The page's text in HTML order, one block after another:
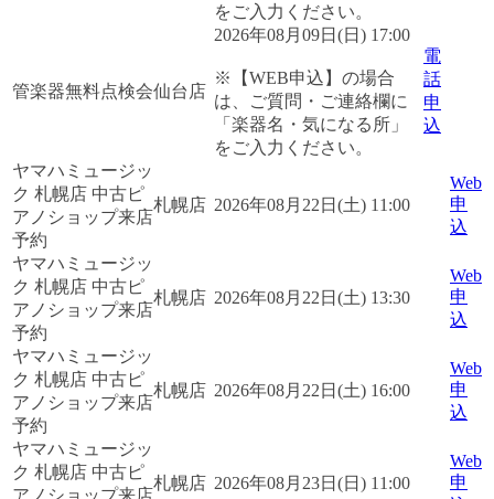
をご入力ください。
管楽器無料点検会仙台店
2026年08月09日(日) 17:00
※【WEB申込】の場合
は、ご質問・ご連絡欄に
「楽器名・気になる所」
をご入力ください。
電
話
申
込
ヤマハミュージッ
ク 札幌店 中古ピ
アノショップ来店
予約
札幌店 2026年08月22日(土) 11:00
Web
申
込
ヤマハミュージッ
ク 札幌店 中古ピ
アノショップ来店
予約
札幌店 2026年08月22日(土) 13:30
Web
申
込
ヤマハミュージッ
ク 札幌店 中古ピ
アノショップ来店
予約
札幌店 2026年08月22日(土) 16:00
Web
申
込
ヤマハミュージッ
ク 札幌店 中古ピ
アノショップ来店
札幌店 2026年08月23日(日) 11:00
Web
申